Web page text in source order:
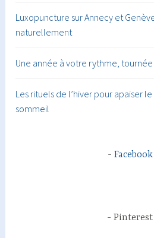
Luxopuncture sur Annecy et
naturellement
Une année à votre rythme,
Les rituels de l’hiver pour apaiser
sommeil
Facebook
Pinterest